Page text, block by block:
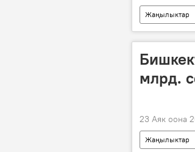
Жаңылыктар
жарык берүү
млрд.
23 Аяк оона
Жаңылыктар